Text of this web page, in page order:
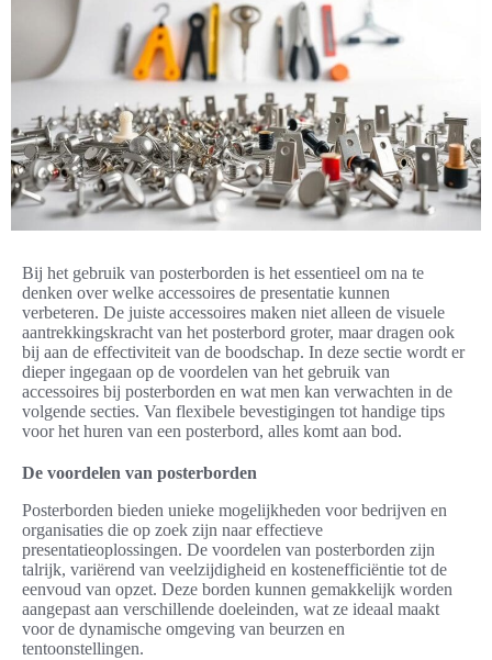
Bij het gebruik van posterborden is het essentieel om na te
denken over welke accessoires de presentatie kunnen
verbeteren. De juiste accessoires maken niet alleen de visuele
aantrekkingskracht van het posterbord groter, maar dragen ook
bij aan de effectiviteit van de boodschap. In deze sectie wordt er
dieper ingegaan op de voordelen van het gebruik van
accessoires bij posterborden en wat men kan verwachten in de
volgende secties. Van flexibele bevestigingen tot handige tips
voor het huren van een posterbord, alles komt aan bod.
De voordelen van posterborden
Posterborden bieden unieke mogelijkheden voor bedrijven en
organisaties die op zoek zijn naar effectieve
presentatieoplossingen. De voordelen van posterborden zijn
talrijk, variërend van veelzijdigheid en kostenefficiëntie tot de
eenvoud van opzet. Deze borden kunnen gemakkelijk worden
aangepast aan verschillende doeleinden, wat ze ideaal maakt
voor de dynamische omgeving van beurzen en
tentoonstellingen.